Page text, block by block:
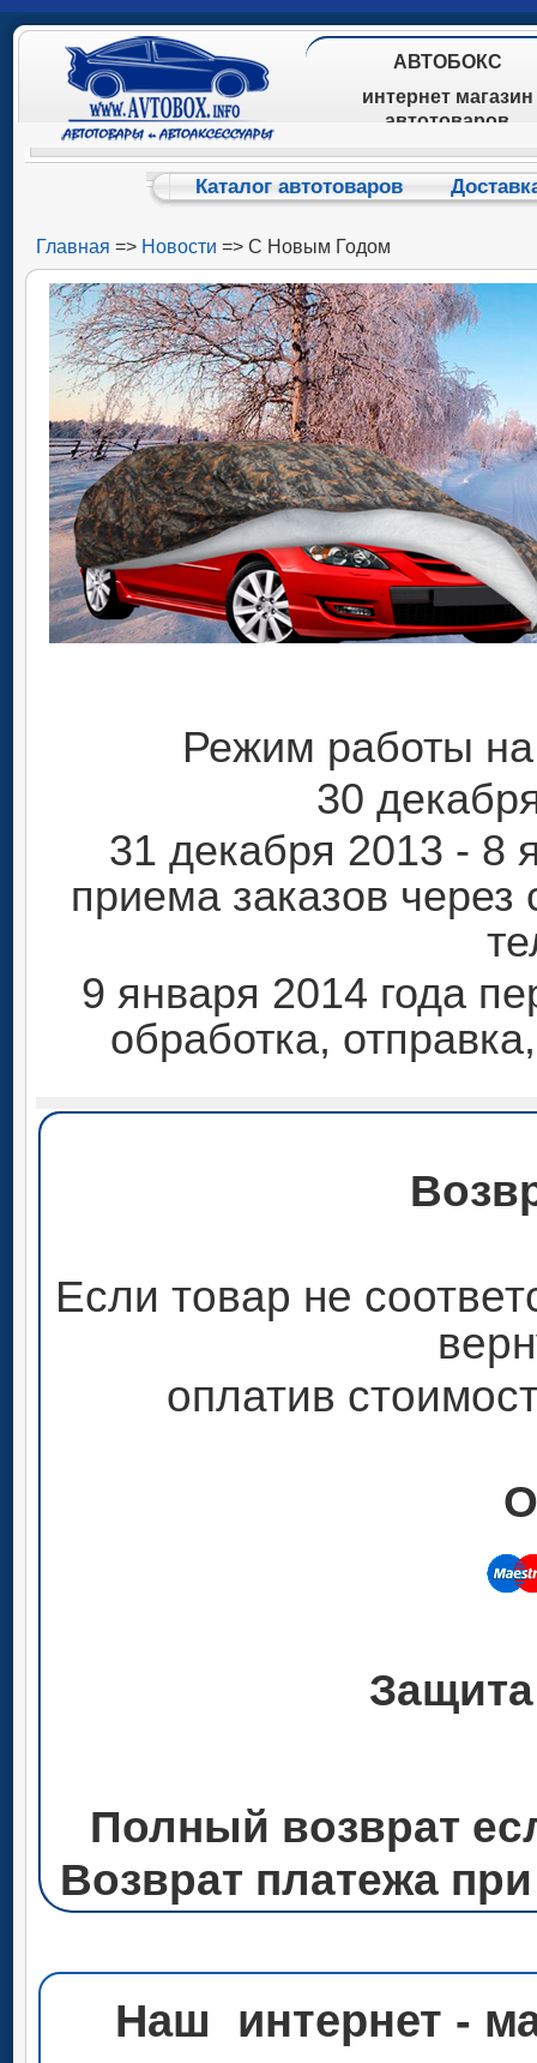
АВТОБОКС
интернет магазин
автотоваров
Каталог автотоваров
Главная => Новости => С Новым Годом
Режим работы на
30
31 декабря 2013 - 8
приема заказов через
9 января 2014 года
обработка,
Если товар не
оплатив
Полный возврат
Возврат платежа
Наш интернет -